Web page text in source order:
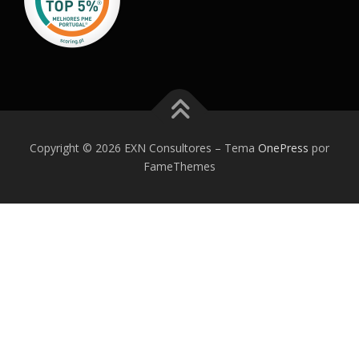
Copyright © 2026 EXN Consultores – Tema OnePress por
FameThemes